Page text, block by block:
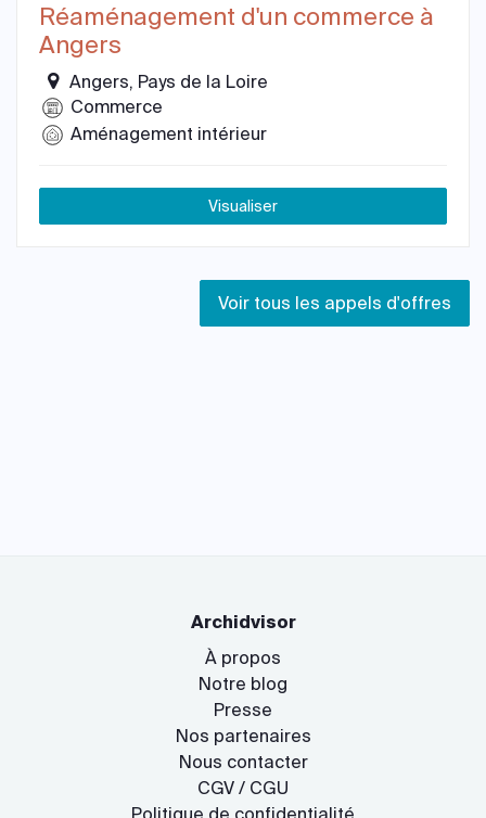
Réaménagement d'un commerce à
Angers
Angers, Pays de la Loire
Commerce
Aménagement intérieur
Visualiser
Voir tous les appels d'offres
Archidvisor
À propos
Notre blog
Presse
Nos partenaires
Nous contacter
CGV / CGU